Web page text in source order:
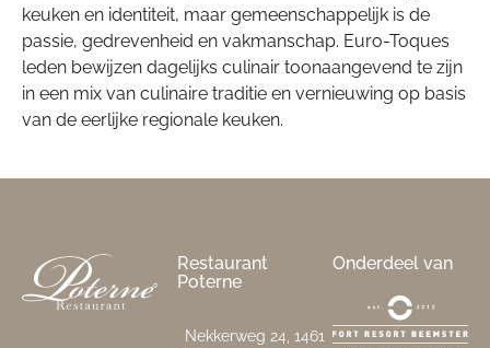
keuken en identiteit, maar gemeenschappelijk is de
passie, gedrevenheid en vakmanschap. Euro-Toques
leden bewijzen dagelijks culinair toonaangevend te zijn
in een mix van culinaire traditie en vernieuwing op basis
van de eerlijke regionale keuken.
Restaurant
Poterne
Nekkerweg 24, 1461
Onderdeel van